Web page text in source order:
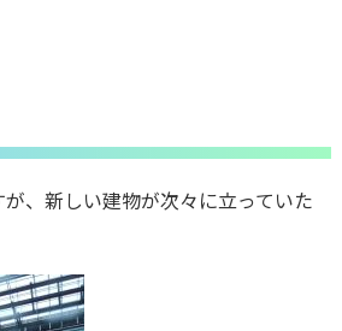
、新しい建物が次々に立っていた